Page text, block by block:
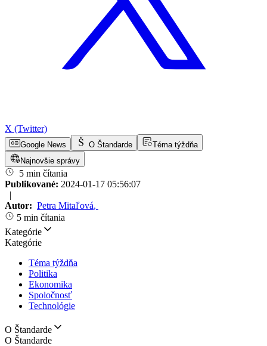
X (Twitter)
Google News O Štandarde
Téma týždňa
Najnovšie správy
5 min čítania
Publikované: 2024-01-17 05:56:07
|
Autor: Petra Mitaľová,
5 min čítania
Kategórie
Kategórie
Téma týždňa
Politika
Ekonomika
Spoločnosť
Technológie
O Štandarde
O Štandarde